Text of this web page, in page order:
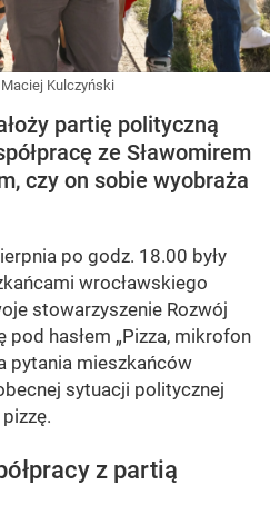
Maciej Kulczyński
partię polityczną
ze Sławomirem
czy on sobie wyobraża
po godz. 18.00 były
wrocławskiego
stowarzyszenie Rozwój
pod hasłem „Pizza, mikrofon
pytania mieszkańców
sytuacji politycznej
z partią